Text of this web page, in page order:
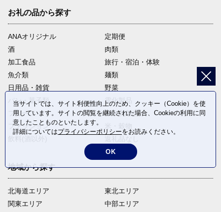
お礼の品から探す
ANAオリジナル
定期便
酒
肉類
加工食品
旅行・宿泊・体験
魚介類
麺類
日用品・雑貨
野菜
パン・菓子類
電化製品
フルーツ
卵・乳製品
ファッション
地域から探す
北海道エリア
関東エリア
東北エリア
中部エリア
当サイトでは、サイト利便性向上のため、クッキー（Cookie）を使
用しています。サイトの閲覧を継続された場合、Cookieの利用に同
意したことものといたします。
詳細についてはプライバシーポリシーをお読みください。
OK